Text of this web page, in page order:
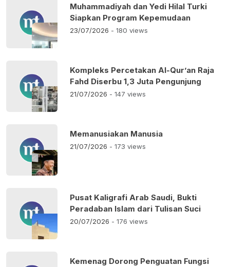
Muhammadiyah dan Yedi Hilal Turki
Siapkan Program Kepemudaan
23/07/2026 - 180 views
Kompleks Percetakan Al-Qur’an Raja
Fahd Diserbu 1,3 Juta Pengunjung
21/07/2026 - 147 views
Memanusiakan Manusia
21/07/2026 - 173 views
Pusat Kaligrafi Arab Saudi, Bukti
Peradaban Islam dari Tulisan Suci
20/07/2026 - 176 views
Kemenag Dorong Penguatan Fungsi